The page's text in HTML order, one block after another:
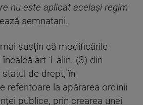
nu este aplicat acelaşi regim
semnatarii.
susţin că modificările
art 1 alin. (3) din
de drept, în
referitoare la apărarea ordinii
publice, prin crearea unei